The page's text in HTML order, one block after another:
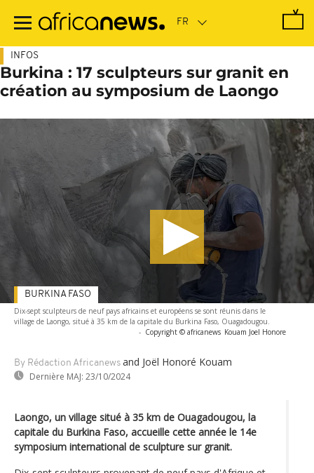
contenu
INFOS
Burkina : 17 sculpteurs sur granit en
création au symposium de Laongo
Dix-sept sculpteurs de neuf pays africains et européens se sont réunis dans le
village de Laongo, situé à 35 km de la capitale du Burkina Faso, Ouagadougou.
- Copyright © africanews Kouam Joel Honore
By Rédaction Africanews and Joël Honoré Kouam
Dernière MAJ: 23/10/2024
BURKINA FASO
Laongo, un village situé à 35 km de Ouagadougou, la
capitale du Burkina Faso, accueille cette année le 14e
symposium international de sculpture sur granit.